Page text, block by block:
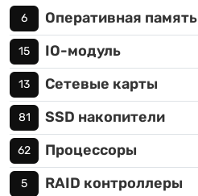
6 Оперативная память
15 IO-модуль
13 Сетевые карты
81 SSD накопители
62 Процессоры
5 RAID контроллеры